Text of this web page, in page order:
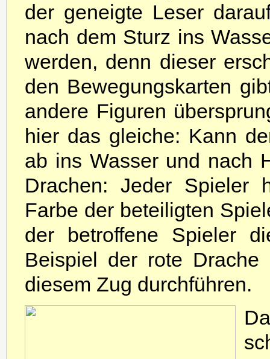
der geneigte Leser
nach dem Sturz ins
werden, denn dieser
den Bewegungskarten
andere Figuren
hier das gleiche: Kann
ab ins Wasser und nach
Drachen: Jeder Spieler
Farbe der beteiligten
der betroffene Spieler
Beispiel der rote
diesem Zug durchführen.